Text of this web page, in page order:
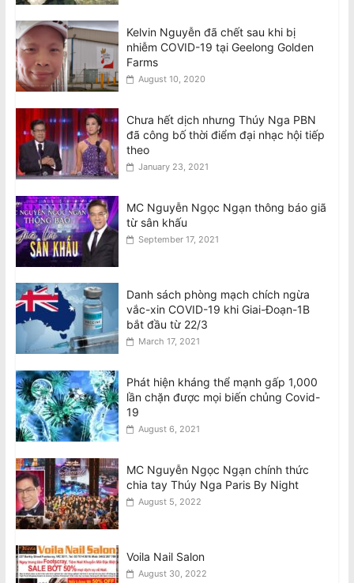
Kelvin Nguyễn đã chết sau khi bị
nhiễm COVID-19 tại Geelong Golden
Farms
August 10, 2020
Chưa hết dịch nhưng Thúy Nga PBN
đã công bố thời điểm đại nhạc hội tiếp
theo
January 23, 2021
MC Nguyễn Ngọc Ngạn thông báo giã
từ sân khấu
September 17, 2021
Danh sách phòng mạch chích ngừa
vắc-xin COVID-19 khi Giai-Đoạn-1B
bắt đầu từ 22/3
March 17, 2021
Phát hiện kháng thể mạnh gấp 1,000
lần chặn được mọi biến chủng Covid-
19
August 6, 2021
MC Nguyễn Ngọc Ngạn chính thức
chia tay Thúy Nga Paris By Night
August 5, 2022
Voila Nail Salon
August 30, 2022